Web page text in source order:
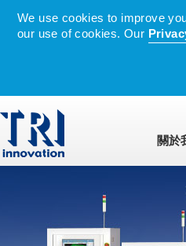
We use cookies to improve
our use of cookies. Our
關於